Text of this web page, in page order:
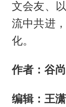
文会友、
流中共进
化。
作者：谷
编辑：王